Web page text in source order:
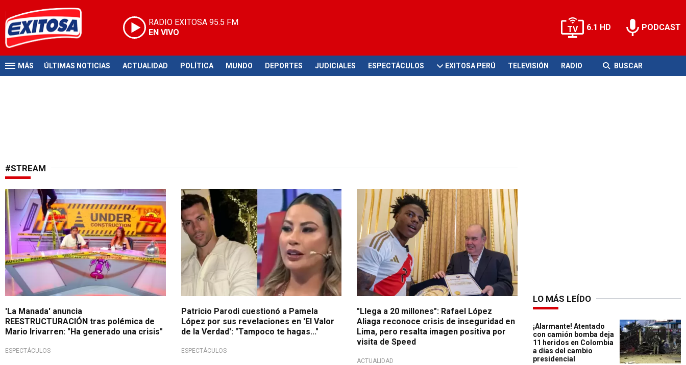
RADIO EXITOSA 95.5 FM
EN VIVO
6.1 HD PODCAST
MÁS ÚLTIMAS NOTICIAS ACTUALIDAD POLÍTICA MUNDO DEPORTES JUDICIALES ESPECTÁCULOS EXITOSA PERÚ TELEVISIÓN RADIO BUSCAR
#STREAM
No transmitirán
'La Manada' anuncia
REESTRUCTURACIÓN tras polémica de
Mario Irivarren: "Ha generado una crisis"
ESPECTÁCULOS
Chico reality en directo
Patricio Parodi cuestionó a Pamela
López por sus revelaciones en 'El Valor
de la Verdad': "Tampoco te hagas..."
ESPECTÁCULOS
Inseguridad ciudadana
"Llega a 20 millones": Rafael López
Aliaga reconoce crisis de inseguridad en
Lima, pero resalta imagen positiva por
visita de Speed
ACTUALIDAD
LO MÁS LEÍDO
¡Alarmante! Atentado
con camión bomba deja
11 heridos en Colombia
a días del cambio
presidencial